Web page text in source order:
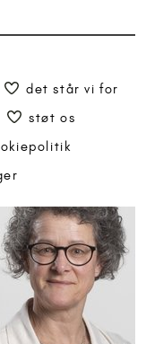
det står vi for
støt os